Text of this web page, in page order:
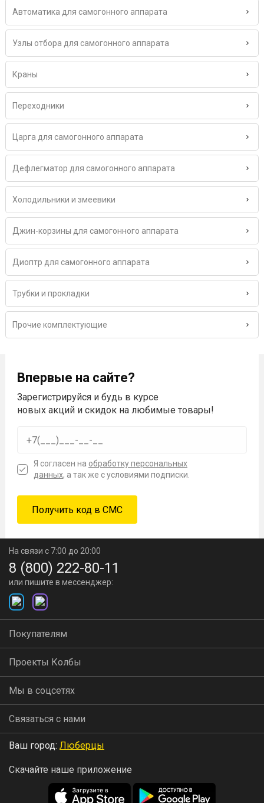
Автоматика для самогонного аппарата
Узлы отбора для самогонного аппарата
Краны
Переходники
Царга для самогонного аппарата
Дефлегматор для самогонного аппарата
Холодильники и змеевики
Джин-корзины для самогонного аппарата
Диоптр для самогонного аппарата
Трубки и прокладки
Прочие комплектующие
Впервые на сайте?
Зарегистрируйся и будь в курсе
новых акций и скидок на любимые товары!
Я согласен на обработку персональных
данных, а так же с условиями подписки.
На связи с 7:00 до 20:00
8 (800) 222-80-11
или пишите в мессенджер:
Покупателям
Проекты Колбы
Мы в соцсетях
Связаться с нами
Ваш город: Люберцы
Скачайте наше приложение